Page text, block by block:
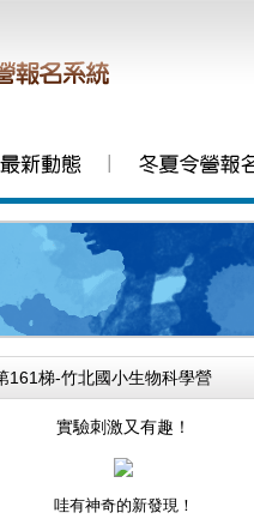
161梯-竹北國小生物科學營
實驗刺激又有趣！
哇有神奇的新發現！